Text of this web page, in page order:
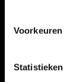
Voorkeuren
Statistieken
KALENDER
THEMA’S